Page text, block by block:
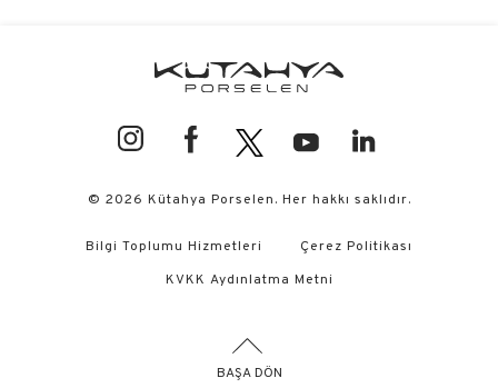
© 2026 Kütahya Porselen. Her hakkı saklıdır.
Bilgi Toplumu Hizmetleri
Çerez Politikası
KVKK Aydınlatma Metni
BAŞA DÖN